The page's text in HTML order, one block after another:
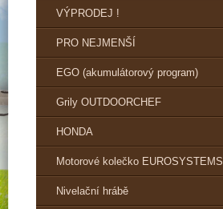
VÝPRODEJ !
PRO NEJMENŠÍ
EGO (akumulátorový program)
Grily OUTDOORCHEF
HONDA
Motorové kolečko EUROSYSTEMS
Nivelační hrábě